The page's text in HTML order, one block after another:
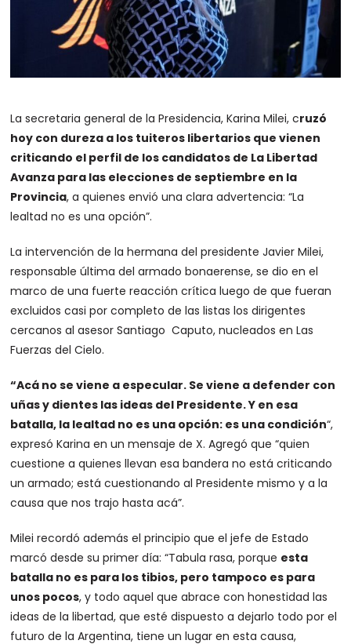
La secretaria general de la Presidencia, Karina Milei, cruzó
hoy con dureza a los tuiteros libertarios que vienen
criticando el perfil de los candidatos de La Libertad
Avanza para las elecciones de septiembre en la
Provincia, a quienes envió una clara advertencia: “La
lealtad no es una opción”.
La intervención de la hermana del presidente Javier Milei,
responsable última del armado bonaerense, se dio en el
marco de una fuerte reacción crítica luego de que fueran
excluidos casi por completo de las listas los dirigentes
cercanos al asesor Santiago Caputo, nucleados en Las
Fuerzas del Cielo.
“Acá no se viene a especular. Se viene a defender con
uñas y dientes las ideas del Presidente. Y en esa
batalla, la lealtad no es una opción: es una condición“,
expresó Karina en un mensaje de X. Agregó que “quien
cuestione a quienes llevan esa bandera no está criticando
un armado; está cuestionando al Presidente mismo y a la
causa que nos trajo hasta acá”.
Milei recordó además el principio que el jefe de Estado
marcó desde su primer día: “Tabula rasa, porque esta
batalla no es para los tibios, pero tampoco es para
unos pocos, y todo aquel que abrace con honestidad las
ideas de la libertad, que esté dispuesto a dejarlo todo por el
futuro de la Argentina, tiene un lugar en esta causa,